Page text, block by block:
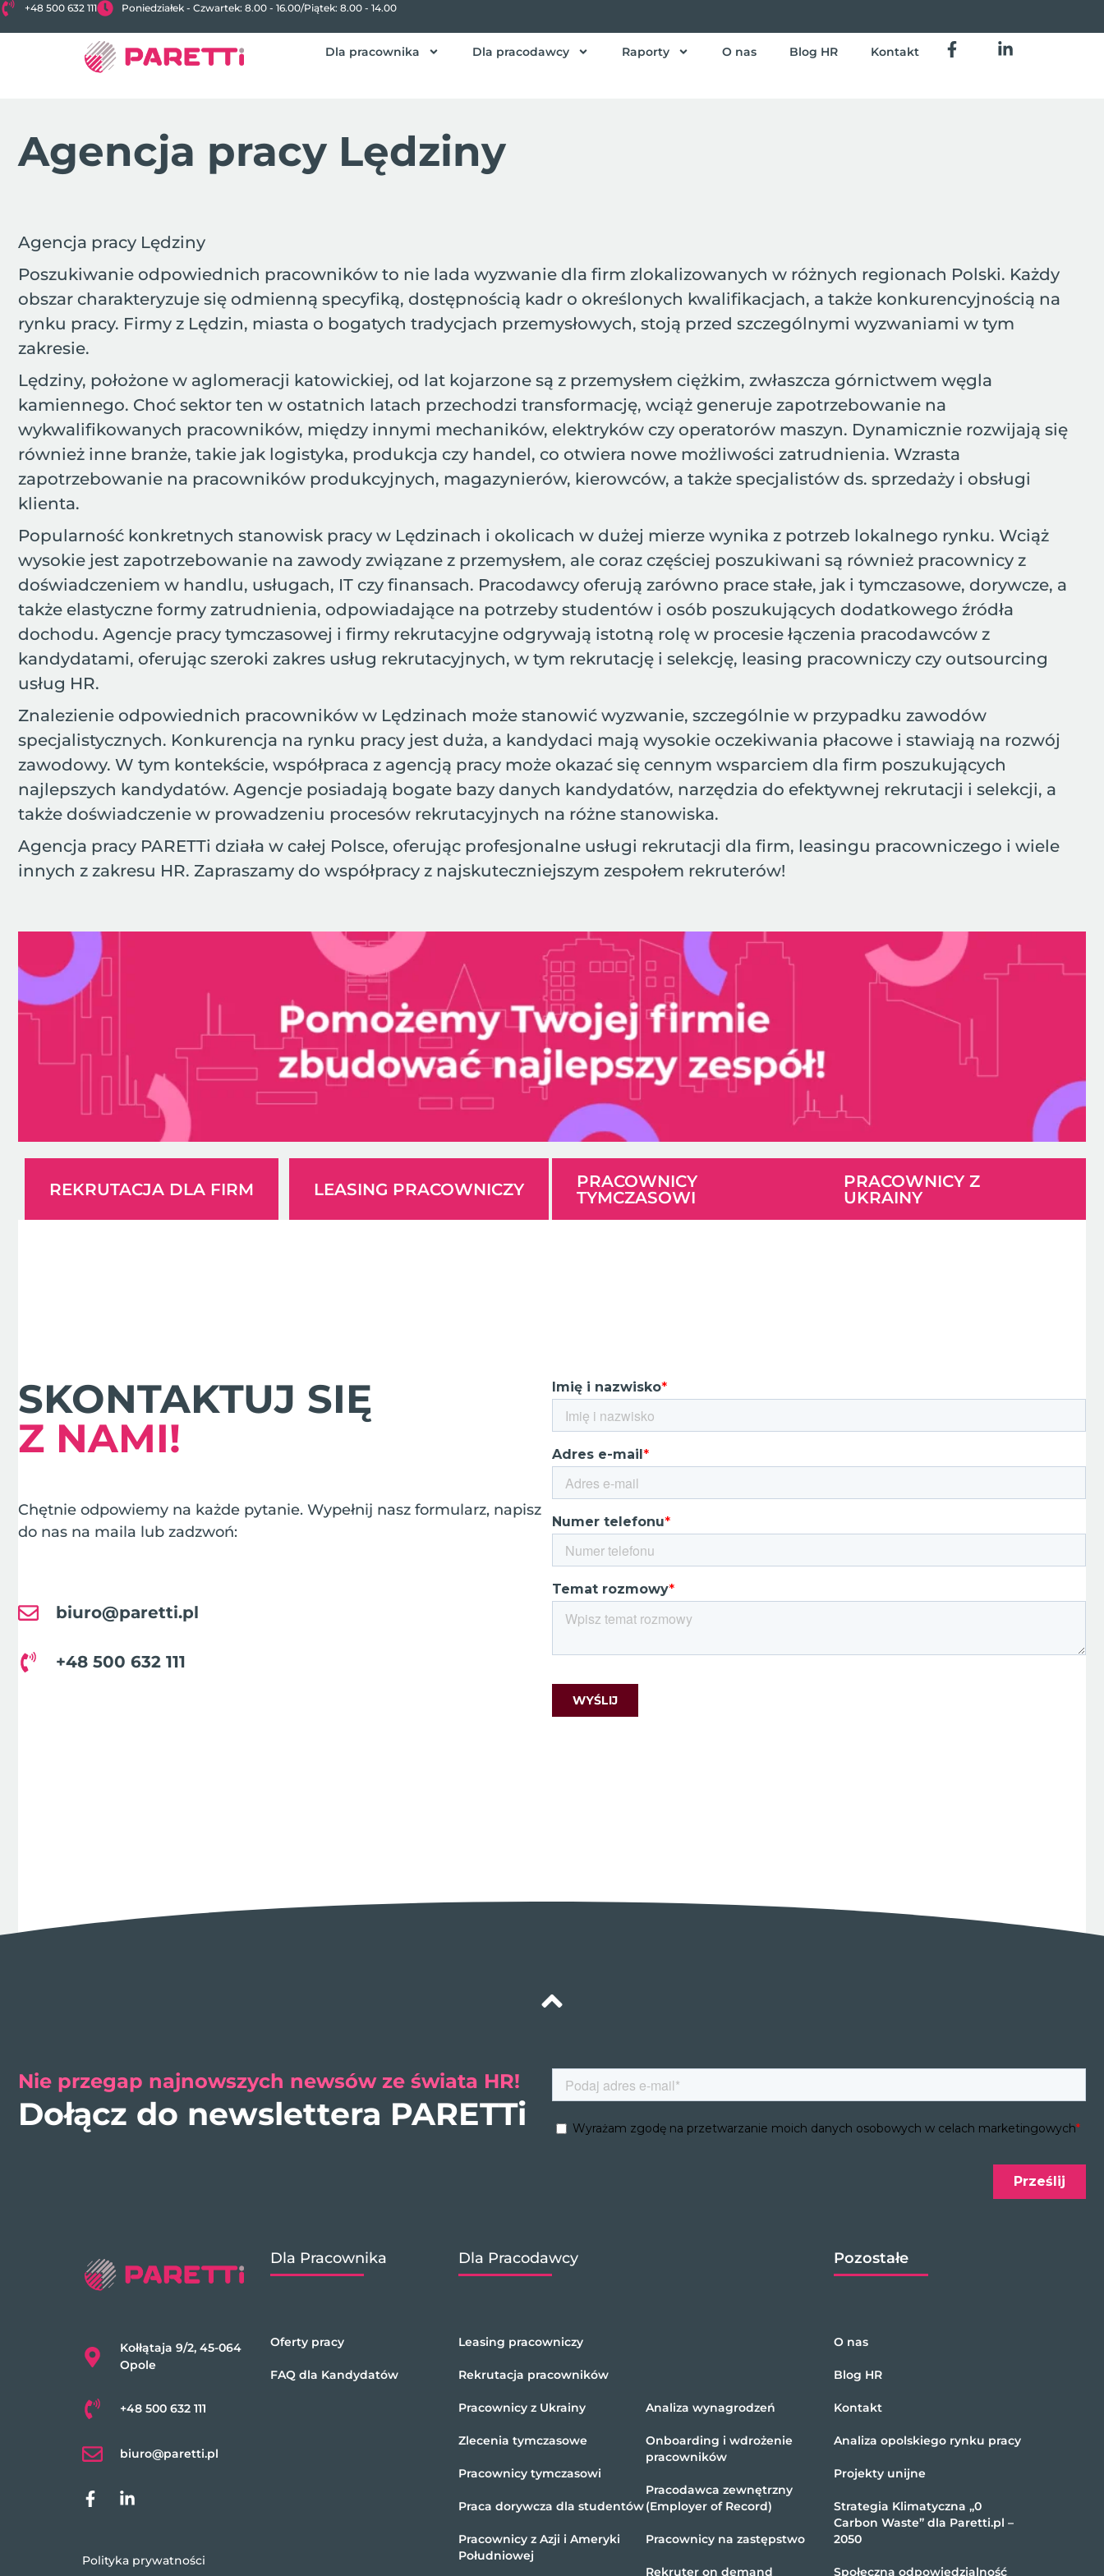
+48 500 632 111 Poniedziałek - Czwartek: 8.00 - 16.00/Piątek: 8.00 - 14.00
Dla pracownika Dla pracodawcy Raporty O nas Blog HR Kontakt
Agencja pracy Lędziny
Agencja pracy Lędziny
Poszukiwanie odpowiednich pracowników to nie lada wyzwanie dla firm zlokalizowanych w różnych regionach Polski. Każdy
obszar charakteryzuje się odmienną specyfiką, dostępnością kadr o określonych kwalifikacjach, a także konkurencyjnością na
rynku pracy. Firmy z Lędzin, miasta o bogatych tradycjach przemysłowych, stoją przed szczególnymi wyzwaniami w tym
zakresie.
Lędziny, położone w aglomeracji katowickiej, od lat kojarzone są z przemysłem ciężkim, zwłaszcza górnictwem węgla
kamiennego. Choć sektor ten w ostatnich latach przechodzi transformację, wciąż generuje zapotrzebowanie na
wykwalifikowanych pracowników, między innymi mechaników, elektryków czy operatorów maszyn. Dynamicznie rozwijają się
również inne branże, takie jak logistyka, produkcja czy handel, co otwiera nowe możliwości zatrudnienia. Wzrasta
zapotrzebowanie na pracowników produkcyjnych, magazynierów, kierowców, a także specjalistów ds. sprzedaży i obsługi
klienta.
Popularność konkretnych stanowisk pracy w Lędzinach i okolicach w dużej mierze wynika z potrzeb lokalnego rynku. Wciąż
wysokie jest zapotrzebowanie na zawody związane z przemysłem, ale coraz częściej poszukiwani są również pracownicy z
doświadczeniem w handlu, usługach, IT czy finansach. Pracodawcy oferują zarówno prace stałe, jak i tymczasowe, dorywcze, a
także elastyczne formy zatrudnienia, odpowiadające na potrzeby studentów i osób poszukujących dodatkowego źródła
dochodu. Agencje pracy tymczasowej i firmy rekrutacyjne odgrywają istotną rolę w procesie łączenia pracodawców z
kandydatami, oferując szeroki zakres usług rekrutacyjnych, w tym rekrutację i selekcję, leasing pracowniczy czy outsourcing
usług HR.
Znalezienie odpowiednich pracowników w Lędzinach może stanowić wyzwanie, szczególnie w przypadku zawodów
specjalistycznych. Konkurencja na rynku pracy jest duża, a kandydaci mają wysokie oczekiwania płacowe i stawiają na rozwój
zawodowy. W tym kontekście, współpraca z agencją pracy może okazać się cennym wsparciem dla firm poszukujących
najlepszych kandydatów. Agencje posiadają bogate bazy danych kandydatów, narzędzia do efektywnej rekrutacji i selekcji, a
także doświadczenie w prowadzeniu procesów rekrutacyjnych na różne stanowiska.
Agencja pracy PARETTi działa w całej Polsce, oferując profesjonalne usługi rekrutacji dla firm, leasingu pracowniczego i wiele
innych z zakresu HR. Zapraszamy do współpracy z najskuteczniejszym zespołem rekruterów!
REKRUTACJA DLA FIRM LEASING PRACOWNICZY
PRACOWNICY
TYMCZASOWI
PRACOWNICY Z
UKRAINY
SKONTAKTUJ SIĘ
Z NAMI!
Chętnie odpowiemy na każde pytanie. Wypełnij nasz formularz, napisz
do nas na maila lub zadzwoń:
biuro@paretti.pl
+48 500 632 111
Nie przegap najnowszych newsów ze świata HR!
Dołącz do newslettera PARETTi
Kołłątaja 9/2, 45-064
Opole
+48 500 632 111
biuro@paretti.pl
Polityka prywatności
Dla Pracownika
Oferty pracy
FAQ dla Kandydatów
Dla Pracodawcy
Leasing pracowniczy
Rekrutacja pracowników
Pracownicy z Ukrainy
Zlecenia tymczasowe
Pracownicy tymczasowi
Praca dorywcza dla studentów
Pracownicy z Azji i Ameryki
Południowej
Analiza wynagrodzeń
Onboarding i wdrożenie
pracowników
Pracodawca zewnętrzny
(Employer of Record)
Pracownicy na zastępstwo
Rekruter on demand
Pozostałe
O nas
Blog HR
Kontakt
Analiza opolskiego rynku pracy
Projekty unijne
Strategia Klimatyczna „0
Carbon Waste” dla Paretti.pl –
2050
Społeczna odpowiedzialność